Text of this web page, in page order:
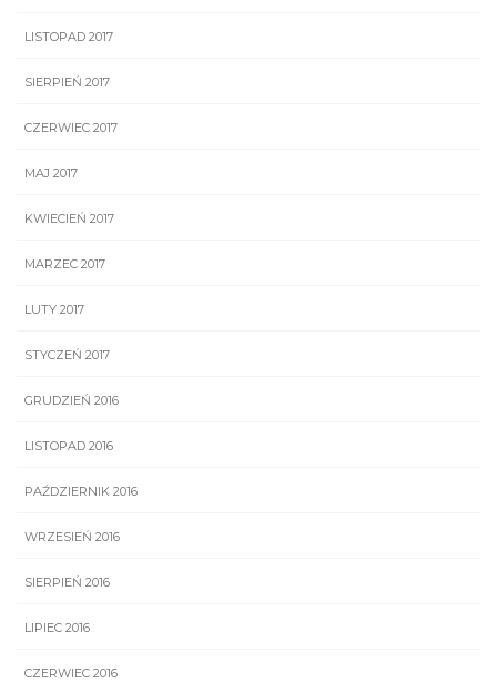
LISTOPAD 2017
SIERPIEŃ 2017
CZERWIEC 2017
MAJ 2017
KWIECIEŃ 2017
MARZEC 2017
LUTY 2017
STYCZEŃ 2017
GRUDZIEŃ 2016
LISTOPAD 2016
PAŹDZIERNIK 2016
WRZESIEŃ 2016
SIERPIEŃ 2016
LIPIEC 2016
CZERWIEC 2016